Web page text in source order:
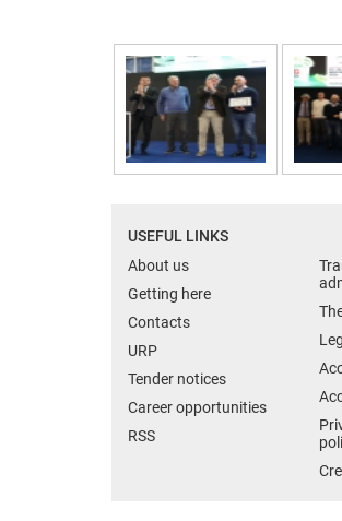
USEFUL LINKS
About us
Getting here
Contacts
URP
Tender notices
Career opportunities
RSS